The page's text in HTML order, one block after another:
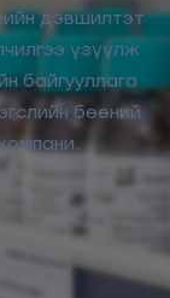
дэвшилтэт
үзүүлж
байгууллага
бөөний